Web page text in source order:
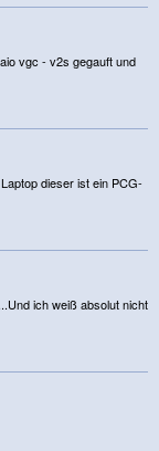
vgc - v2s gegauft und
dieser ist ein PCG-
ich weiß absolut nicht